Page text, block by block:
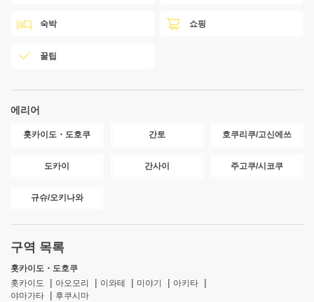
숙박 쇼핑
꿀팁
에리어
홋카이도・도호쿠 간토 호쿠리쿠/고신에쓰
도카이 간사이 주고쿠/시코쿠
규슈/오키나와
구역 목록
홋카이도・도호쿠
홋카이도
아오모리 이와테 미야기
아키타
야마가타
후쿠시마